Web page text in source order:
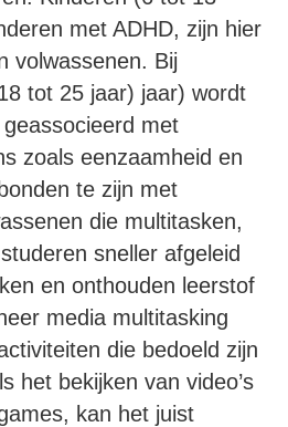
met ADHD, zijn hier
volwassenen. Bij
tot 25 jaar) jaar) wordt
met
zoals eenzaamheid en
te zijn met
die multitasken,
sneller afgeleid
en onthouden leerstof
media multitasking
die bedoeld zijn
het bekijken van video’s
kan het juist